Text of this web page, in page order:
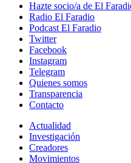
Hazte socio/a de El
Radio El Faradio
Podcast El Faradio
Twitter
Facebook
Instagram
Telegram
Quienes somos
Transparencia
Contacto
Actualidad
Investigación
Creadores
Movimientos